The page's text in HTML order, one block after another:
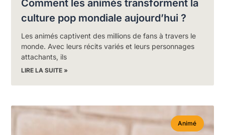
Comment les animés transforment la
culture pop mondiale aujourd’hui ?
Les animés captivent des millions de fans à travers le
monde. Avec leurs récits variés et leurs personnages
attachants, ils
LIRE LA SUITE »
Animé